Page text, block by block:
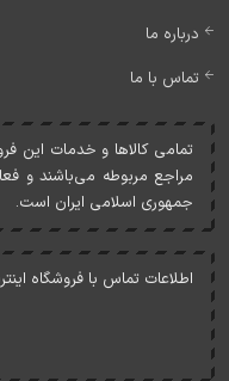
درباره ما
تماس با ما
تمامی کالاها و خدمات اين
مراجع مربوطه می‌باشند و
جمهوری اسلامی ايران است.
اطلاعات تماس با فروشگاه